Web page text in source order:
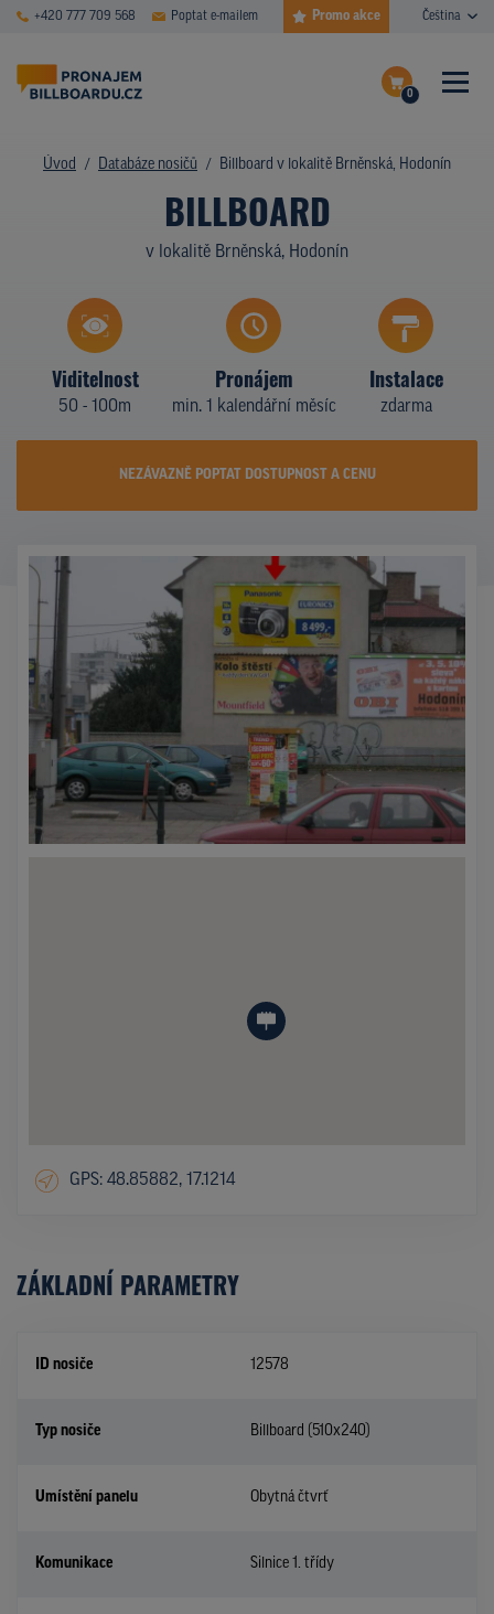
+420 777 709 568 Poptat e-mailem Promo akce Čeština
0
Dokončit poptávku
Zobrazit nosiče na mapě
ČASTÉ DOTAZY
DATABÁZE NOSIČŮ
PLOCHY V AKCI
CENY
Z PRAXE
KDO JSME
PROMO AKCE
Úvod Databáze nosičů Billboard v lokalitě Brněnská, Hodonín
BILLBOARD
v lokalitě Brněnská, Hodonín
Viditelnost
50 - 100m
Pronájem
min. 1 kalendářní měsíc
Instalace
zdarma
NEZÁVAZNĚ POPTAT DOSTUPNOST A CENU
GPS: 48.85882, 17.1214
ZÁKLADNÍ PARAMETRY
ID nosiče 12578
Typ nosiče Billboard (510x240)
Umístění panelu Obytná čtvrť
Komunikace Silnice 1. třídy